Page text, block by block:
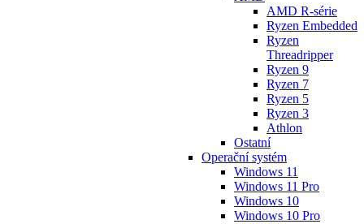
AMD R-série
Ryzen Embedded
Ryzen
Threadripper
Ryzen 9
Ryzen 7
Ryzen 5
Ryzen 3
Athlon
Ostatní
Operační systém
Windows 11
Windows 11 Pro
Windows 10
Windows 10 Pro